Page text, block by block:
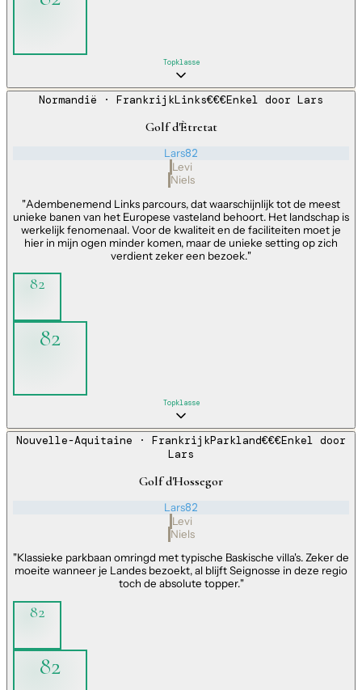
Topklasse
Normandië · FrankrijkLinks€€€Enkel door Lars
Golf d'Ètretat
Lars82
Levi
Niels
"Adembenemend Links parcours, dat waarschijnlijk tot de meest
unieke banen van het Europese vasteland behoort. Het landschap is
werkelijk fenomenaal. Voor de kwaliteit en de faciliteiten moet je
hier in mijn ogen minder komen, maar de unieke setting op zich
verdient zeker een bezoek."
82
82
Topklasse
Nouvelle-Aquitaine · FrankrijkParkland€€€Enkel door
Lars
Golf d'Hossegor
Lars82
Levi
Niels
"Klassieke parkbaan omringd met typische Baskische villa's. Zeker de
moeite wanneer je Landes bezoekt, al blijft Seignosse in deze regio
toch de absolute topper."
82
82